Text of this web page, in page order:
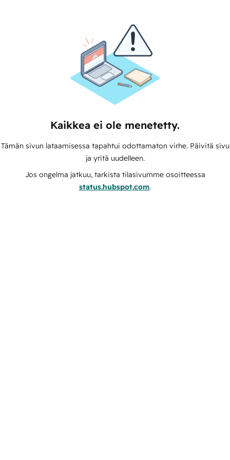
Kaikkea ei ole menetetty.
Tämän sivun lataamisessa tapahtui odottamaton virhe. Päivitä sivu
ja yritä uudelleen.
Jos ongelma jatkuu, tarkista tilasivumme osoitteessa
status.hubspot.com.